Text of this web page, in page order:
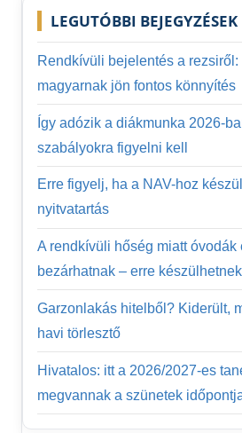
LEGUTÓBBI BEJEGYZÉSEK
Rendkívüli bejelentés a
magyarnak jön fontos könnyítés
Így adózik a diákmunka 2026-
szabályokra figyelni kell
Erre figyelj, ha a NAV-hoz
nyitvatartás
A rendkívüli hőség miatt óvodák
bezárhatnak – erre
Garzonlakás hitelből? Kiderült,
havi törlesztő
Hivatalos: itt a 2026/2027-es
megvannak a szünetek